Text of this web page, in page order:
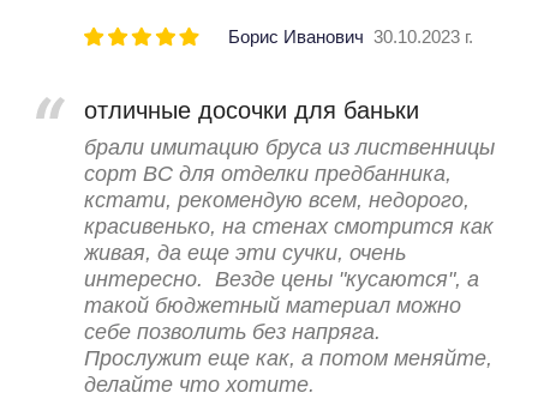
Борис Иванович 30.10.2023 г.
отличные досочки для баньки
брали имитацию бруса из лиственницы
сорт ВС для отделки предбанника,
кстати, рекомендую всем, недорого,
красивенько, на стенах смотрится как
живая, да еще эти сучки, очень
интересно. Везде цены "кусаются", а
такой бюджетный материал можно
себе позволить без напряга.
Прослужит еще как, а потом меняйте,
делайте что хотите.